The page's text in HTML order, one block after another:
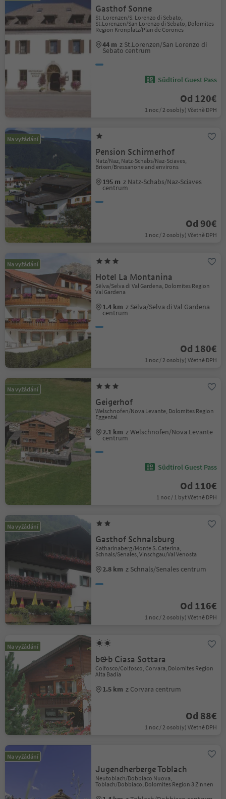
Gasthof Sonne
St. Lorenzen/S. Lorenzo di Sebato,
St.Lorenzen/San Lorenzo di Sebato, Dolomites
Region Kronplatz/Plan de Corones
44 m z St.Lorenzen/San Lorenzo di
Sebato centrum
Südtirol Guest Pass
Od 120€
1 noc / 2 osob(y) Včetně DPH
Na vyžádání
Pension Schirmerhof
Natz/Naz, Natz-Schabs/Naz-Sciaves,
Brixen/Bressanone and environs
195 m z Natz-Schabs/Naz-Sciaves
centrum
Od 90€
1 noc / 2 osob(y) Včetně DPH
Na vyžádání
Hotel La Montanina
Sëlva/Selva di Val Gardena, Dolomites Region
Val Gardena
1.4 km z Sëlva/Selva di Val Gardena
centrum
Od 180€
1 noc / 2 osob(y) Včetně DPH
Na vyžádání
Geigerhof
Welschnofen/Nova Levante, Dolomites Region
Eggental
2.1 km z Welschnofen/Nova Levante
centrum
Südtirol Guest Pass
Od 110€
1 noc / 1 byt Včetně DPH
Na vyžádání
Gasthof Schnalsburg
Katharinaberg/Monte S. Caterina,
Schnals/Senales, Vinschgau/Val Venosta
2.8 km z Schnals/Senales centrum
Od 116€
1 noc / 2 osob(y) Včetně DPH
Na vyžádání
b&b Ciasa Sottara
Colfosco/Colfosco, Corvara, Dolomites Region
Alta Badia
1.5 km z Corvara centrum
Od 88€
1 noc / 2 osob(y) Včetně DPH
Na vyžádání
Jugendherberge Toblach
Neutoblach/Dobbiaco Nuova,
Toblach/Dobbiaco, Dolomites Region 3 Zinnen